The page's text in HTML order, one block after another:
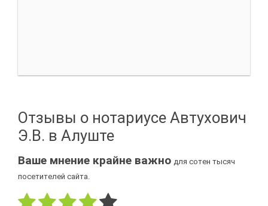
Отзывы о нотариусе Автухович
Э.В. в Алуште
Ваше мнение крайне важно для сотен тысяч
посетителей сайта.